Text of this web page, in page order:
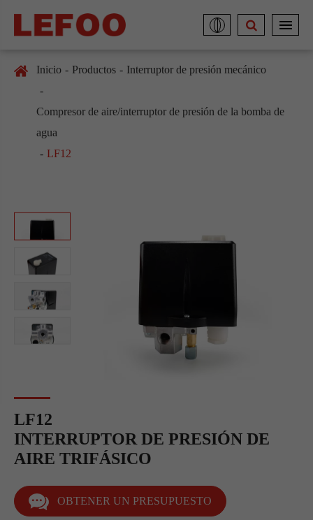
Inicio Productos Interruptor de presión mecánico
Compresor de aire/interruptor de presión de la bomba de
agua
LF12
LF12
INTERRUPTOR DE PRESIÓN DE
AIRE TRIFÁSICO
OBTENER UN PRESUPUESTO